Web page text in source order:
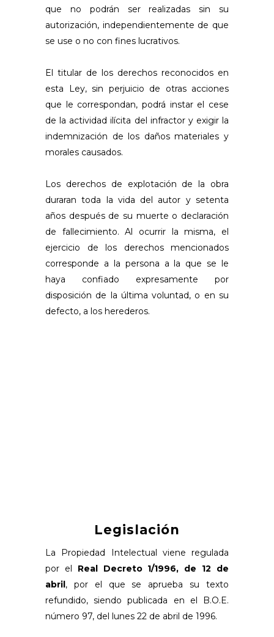
que no podrán ser realizadas sin su
autorización, independientemente de que
se use o no con fines lucrativos.
El titular de los derechos reconocidos en
esta Ley, sin perjuicio de otras acciones
que le correspondan, podrá instar el cese
de la actividad ilícita del infractor y exigir la
indemnización de los daños materiales y
morales causados.
Los derechos de explotación de la obra
duraran toda la vida del autor y setenta
años después de su muerte o declaración
de fallecimiento. Al ocurrir la misma, el
ejercicio de los derechos mencionados
corresponde a la persona a la que se le
haya confiado expresamente por
disposición de la última voluntad, o en su
defecto, a los herederos.
Legislación
La Propiedad Intelectual viene regulada
por el Real Decreto 1/1996, de 12 de
abril, por el que se aprueba su texto
refundido, siendo publicada en el B.O.E.
número 97, del lunes 22 de abril de 1996.